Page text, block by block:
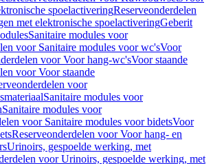
spoelactiveringReserveonderdelen
met elektronische spoelactiveringGeberit
Sanitaire modules voor
voor Sanitaire modules voor wc'sVoor
voor Voor hang-wc'sVoor staande
voor Voor staande
voor
Sanitaire modules voor
Sanitaire modules voor
voor Sanitaire modules voor bidetsVoor
Reserveonderdelen voor Voor hang- en
Urinoirs, gespoelde werking, met
voor Urinoirs, gespoelde werking, met